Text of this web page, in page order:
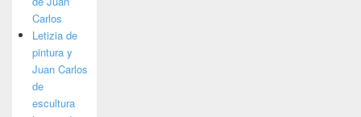
Carlos
Letizia de
pintura y
Juan Carlos
de
escultura